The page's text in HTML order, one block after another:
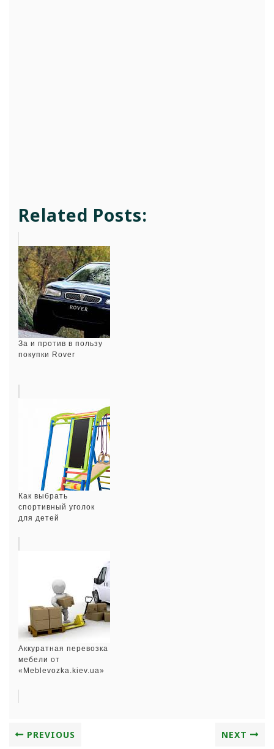
Related Posts:
За и против в пользу
покупки Rover
Как выбрать
спортивный уголок
для детей
Аккуратная перевозка
мебели от
«Meblevozka.kiev.ua»
PREVIOUS NEXT